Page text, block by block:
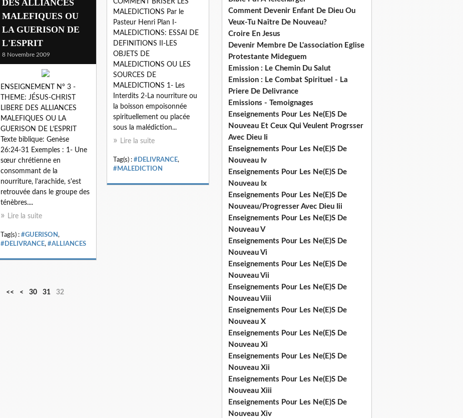
COMMENT BRISER LES
MALEDICTIONS Par le
Pasteur Henri Plan I-
MALEDICTIONS: ESSAI DE
DEFINITIONS II-LES
OBJETS DE
MALEDICTIONS OU LES
SOURCES DE
MALEDICTIONS 1- Les
Interdits 2-La nourriture ou
la boisson empoisonnée
spirituellement ou placée
sous la malédiction...
Lire la suite
Tag(s) : #DELIVRANCE,
#MALEDICTION
DES ALLIANCES
MALEFIQUES OU
LA GUERISON DE
L'ESPRIT
8 Novembre 2009
ENSEIGNEMENT N° 3 -
THEME: JÉSUS-CHRIST
LIBERE DES ALLIANCES
MALEFIQUES OU LA
GUERISON DE L’ESPRIT
Texte biblique: Genèse
26:24-31 Exemples : 1- Une
sœur chrétienne en
consommant de la
nourriture, l’arachide, s'est
retrouvée dans le groupe des
ténèbres....
Lire la suite
Tag(s) : #GUERISON,
#DELIVRANCE, #ALLIANCES
<< <
1
2
30 31 32
Comment Devenir Enfant De Dieu Ou
Veux-Tu Naître De Nouveau?
Croire En Jesus
Devenir Membre De L'association Eglise
Protestante Mideguem
Emission : Le Chemin Du Salut
Emission : Le Combat Spirituel - La
Priere De Delivrance
Emissions - Temoignages
Enseignements Pour Les Ne(E)S De
Nouveau Et Ceux Qui Veulent Progrsser
Avec Dieu Ii
Enseignements Pour Les Ne(E)S De
Nouveau Iv
Enseignements Pour Les Ne(E)S De
Nouveau Ix
Enseignements Pour Les Ne(E)S De
Nouveau/Progresser Avec Dieu Iii
Enseignements Pour Les Ne(E)S De
Nouveau V
Enseignements Pour Les Ne(E)S De
Nouveau Vi
Enseignements Pour Les Ne(E)S De
Nouveau Vii
Enseignements Pour Les Ne(E)S De
Nouveau Viii
Enseignements Pour Les Ne(E)S De
Nouveau X
Enseignements Pour Les Ne(E)S De
Nouveau Xi
Enseignements Pour Les Ne(E)S De
Nouveau Xii
Enseignements Pour Les Ne(E)S De
Nouveau Xiii
Enseignements Pour Les Ne(E)S De
Nouveau Xiv